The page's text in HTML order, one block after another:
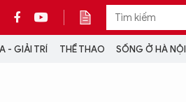
- GIẢI TRÍ THỂ THAO SỐNG Ở HÀ NỘI